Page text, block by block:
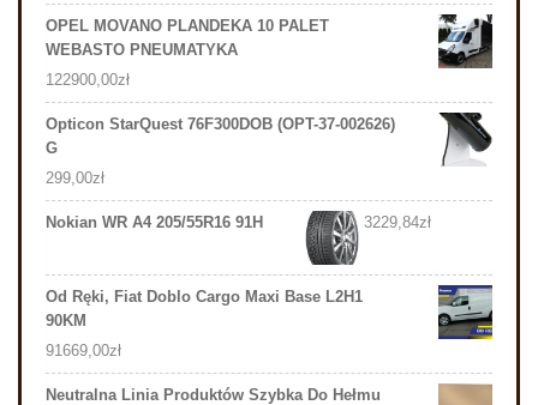
OPEL MOVANO PLANDEKA 10 PALET
WEBASTO PNEUMATYKA
122900,00zł
Opticon StarQuest 76F300DOB (OPT-37-002626)
G
299,00zł
Nokian WR A4 205/55R16 91H 3229,84zł
Od Ręki, Fiat Doblo Cargo Maxi Base L2H1
90KM
91669,00zł
Neutralna Linia Produktów Szybka Do Hełmu